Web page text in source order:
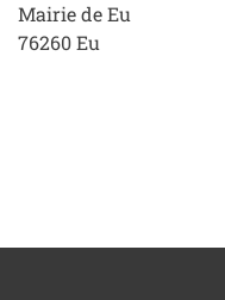
Mairie de Eu
76260Eu